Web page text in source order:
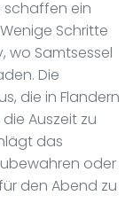
schaffen ein
Schritte
wo Samtsessel
Die
die in Flandern
Auszeit zu
das
oder
den Abend zu